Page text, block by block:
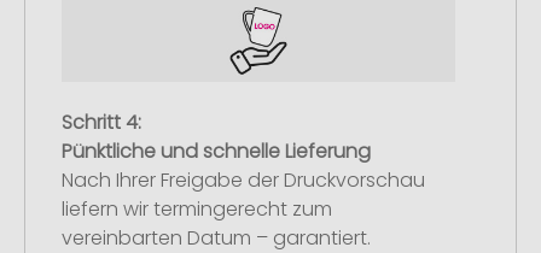
Schritt 4:
Pünktliche und schnelle Lieferung
Nach Ihrer Freigabe der Druckvorschau
liefern wir termingerecht zum
vereinbarten Datum – garantiert.